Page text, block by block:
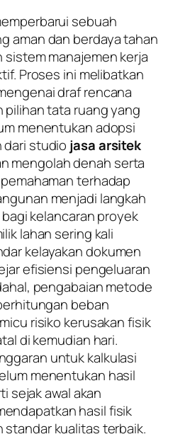
sebuah
aman dan berdaya tahan
manajemen kerja
Proses ini melibatkan
draf rencana
tata ruang yang
menentukan adopsi
dari studio jasa arsitek
mengolah denah serta
terhadap
menjadi langkah
kelancaran proyek
lahan sering kali
kelayakan dokumen
efisiensi pengeluaran
pengabaian metode
beban
risiko kerusakan fisik
di kemudian hari.
untuk kalkulasi
menentukan hasil
sejak awal akan
hasil fisik
kualitas terbaik.